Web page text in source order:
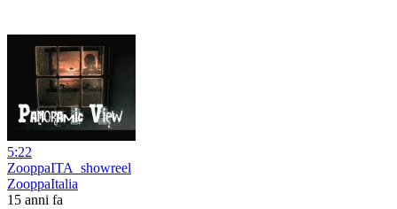
5:22
ZooppaITA_showreel
ZooppaItalia
15 anni fa